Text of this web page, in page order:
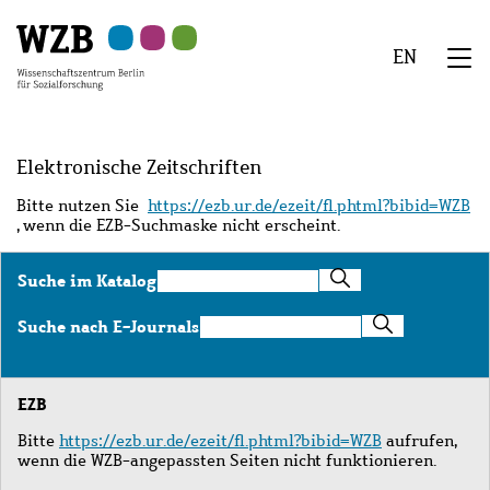
Hauptinhalt
springen
Navigation
springen
Suche
springen
Sekundärnavigation
springen
Fußzeile
springen
EN
Elektronische Zeitschriften
Bitte nutzen Sie https://ezb.ur.de/ezeit/fl.phtml?bibid=WZB
, wenn die EZB-Suchmaske nicht erscheint.
Suche im KatalogSuche
im
Katalog
Suche nach E-JournalsSuche
nach
Journals
EZB
Bitte https://ezb.ur.de/ezeit/fl.phtml?bibid=WZB aufrufen,
wenn die WZB-angepassten Seiten nicht funktionieren.